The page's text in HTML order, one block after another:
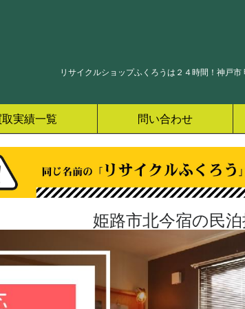
リサイクルショップふくろうは２４時間！神戸
実績一覧 問い合わせ
姫路市北今宿の民